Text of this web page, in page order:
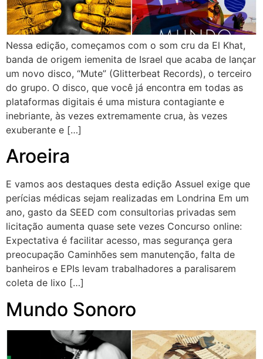
Nessa edição, começamos com o som cru da El Khat,
banda de origem iemenita de Israel que acaba de lançar
um novo disco, “Mute” (Glitterbeat Records), o terceiro
do grupo. O disco, que você já encontra em todas as
plataformas digitais é uma mistura contagiante e
inebriante, às vezes extremamente crua, às vezes
exuberante e […]
Aroeira
E vamos aos destaques desta edição Assuel exige que
perícias médicas sejam realizadas em Londrina Em um
ano, gasto da SEED com consultorias privadas sem
licitação aumenta quase sete vezes Concurso online:
Expectativa é facilitar acesso, mas segurança gera
preocupação Caminhões sem manutenção, falta de
banheiros e EPIs levam trabalhadores a paralisarem
coleta de lixo […]
Mundo Sonoro